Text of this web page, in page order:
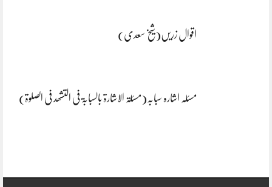
اقوال زریں(شیخ سعدی)
مسئلہ اشارہ سبابہ(مسئلۃ الاشارۃ بالسبابۃ فی التشھد فی الصلوۃ)